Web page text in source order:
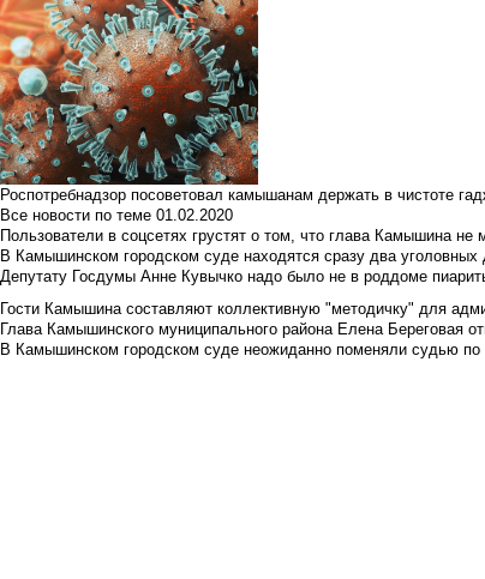
Роспотребнадзор посоветовал камышанам держать в чистоте
Все новости по теме 01.02.2020
Пользователи в соцсетях грустят о том, что глава Камышина
В Камышинском городском суде находятся сразу два
Депутату Госдумы Анне Кувычко надо было не в роддоме
Гости Камышина составляют коллективную "методичку" для
Глава Камышинского муниципального района Елена Береговая
В Камышинском городском суде неожиданно поменяли судью